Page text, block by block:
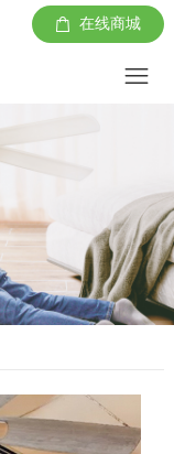
在线商城